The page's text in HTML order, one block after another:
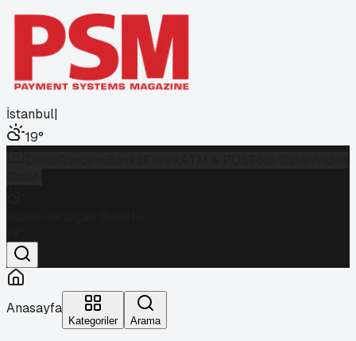
İstanbul|
19°
Anasayfa
Kategoriler Arama